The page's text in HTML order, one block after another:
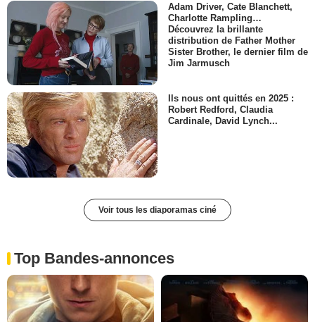
Adam Driver, Cate Blanchett,
Charlotte Rampling…
Découvrez la brillante
distribution de Father Mother
Sister Brother, le dernier film de
Jim Jarmusch
Ils nous ont quittés en 2025 :
Robert Redford, Claudia
Cardinale, David Lynch...
Voir tous les diaporamas ciné
Top Bandes-annonces